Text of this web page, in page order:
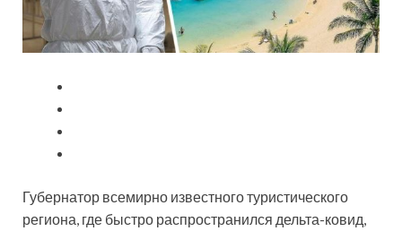
Губернатор всемирно известного туристического
региона, где быстро распространился дельта-ковид,